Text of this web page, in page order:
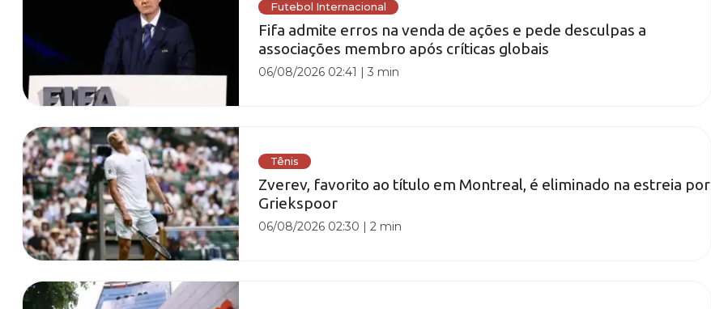
Futebol Internacional
Fifa admite erros na venda de ações e pede desculpas a
associações membro após críticas globais
06/08/2026 02:41 |3 min
Tênis
Zverev, favorito ao título em Montreal, é eliminado na estreia por
Griekspoor
06/08/2026 02:30 |2 min